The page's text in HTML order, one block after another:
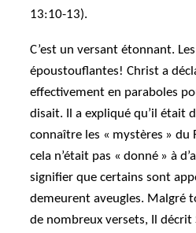
13:10-13).
C’est un versant étonnant.
époustouflantes! Christ a
effectivement en paraboles
disait. Il a expliqué qu’il était
connaître les « mystères » du
cela n’était pas « donné » à
signifier que certains sont
demeurent aveugles. Malgré
de nombreux versets, Il décrit